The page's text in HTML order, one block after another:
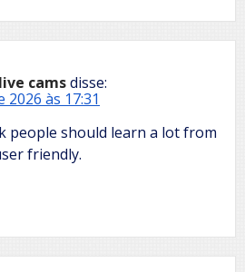
camsdisse:
às 17:31
people should learn a lot from
friendly.